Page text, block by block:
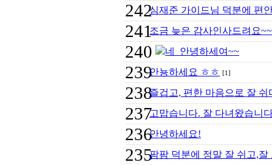
242심재준 가이드님 덕분에 편
241조금 늦은 감사인사드려요~~
240 네 안녕하세여~~
239안뇽하세요 ㅎㅎ [1]
238즐겁고, 편한 마음으로 잘 쉬
237고맙습니다. 잘 다녀왔습니
236안녕하세요!
235팜팜 덕분에 정말 잘 쉬고,